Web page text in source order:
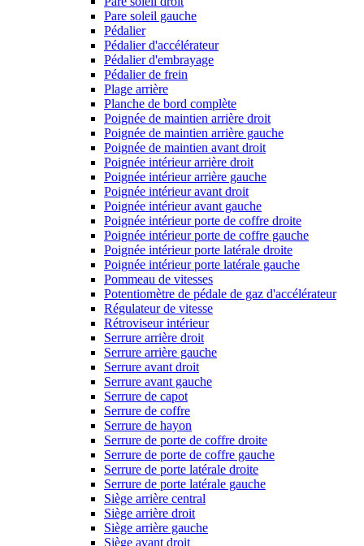
Pare soleil gauche
Pédalier
Pédalier d'accélérateur
Pédalier d'embrayage
Pédalier de frein
Plage arrière
Planche de bord complète
Poignée de maintien arrière droit
Poignée de maintien arrière gauche
Poignée de maintien avant droit
Poignée intérieur arrière droit
Poignée intérieur arrière gauche
Poignée intérieur avant droit
Poignée intérieur avant gauche
Poignée intérieur porte de coffre droite
Poignée intérieur porte de coffre gauche
Poignée intérieur porte latérale droite
Poignée intérieur porte latérale gauche
Pommeau de vitesses
Potentiomètre de pédale de gaz d'accélérateur
Régulateur de vitesse
Rétroviseur intérieur
Serrure arrière droit
Serrure arrière gauche
Serrure avant droit
Serrure avant gauche
Serrure de capot
Serrure de coffre
Serrure de hayon
Serrure de porte de coffre droite
Serrure de porte de coffre gauche
Serrure de porte latérale droite
Serrure de porte latérale gauche
Siège arrière central
Siège arrière droit
Siège arrière gauche
Siège avant droit